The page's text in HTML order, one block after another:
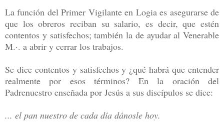
La función del Primer Vigilante en Logia es asegurarse de
que los obreros reciban su salario, es decir, que estén
contentos y satisfechos; también la de ayudar al Venerable
M.·. a abrir y cerrar los trabajos.
Se dice contentos y satisfechos y ¿qué habrá que entender
realmente por esos términos? En la oración del
Padrenuestro enseñada por Jesús a sus discípulos se dice:
... el pan nuestro de cada día dánosle hoy.